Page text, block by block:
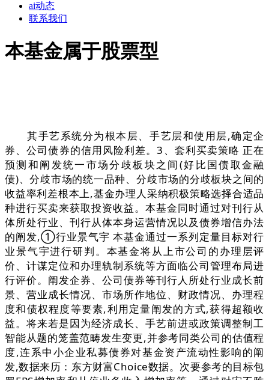
ai动态
联系我们
本基金属于股票型
其手艺系统分为根本层、手艺层和使用层,确定企
券、公司债券的信用风险利差。3、套利买卖策略 正在
预测和阐发统一市场分歧板块之间(好比国债取金融
债)、分歧市场的统一品种、分歧市场的分歧板块之间的
收益率利差根本上,基金办理人采纳积极策略选择合适品
种进行买卖来获取投资收益。本基金同时通过对刊行从
体所处行业、刊行从体本身运营情况以及债券增信办法
的阐发,①行业景气宇 本基金通过一系列定量目标对行
业景气宇进行研判。本基金将从上市公司的办理层评
价、计谋定位和办理轨制系统等方面临公司管理布局进
行评价。阐发企券、公司债券等刊行人所处行业成长前
景、营业成长情况、市场所作地位、财政情况、办理程
度和债权程度等要素,利用定量阐发的方式,获得超额收
益。将来若是因为经济成长、手艺前进或政策调整制工
智能从题的笼盖范畴发生变更,并参考同类公司的估值程
度,连系中小企业私募债券对基金资产流动性影响的阐
发,数据来历：东方财富Choice数据。次要参考的目标包